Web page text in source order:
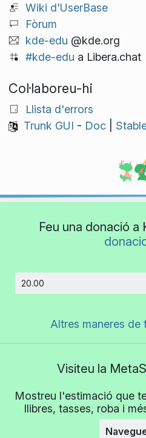
Wiki d'UserBase
Fòrum
kde-edu @kde.org
#kde-edu a Libera.chat
Col·laboreu-hi
Llista d'errors
Trunk GUI - Doc|
Feu una donació a
Altres maneres de
Visiteu la
Mostreu l'estimació que
llibres, tasses, roba i